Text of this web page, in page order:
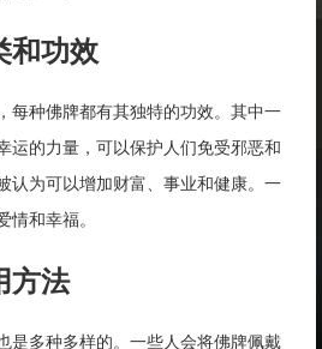
和功效
每种佛牌都有其独特的功效。其中一
运的力量，可以保护人们免受邪恶和
认为可以增加财富、事业和健康。一
情和幸福。
方法
是多种多样的。一些人会将佛牌佩戴